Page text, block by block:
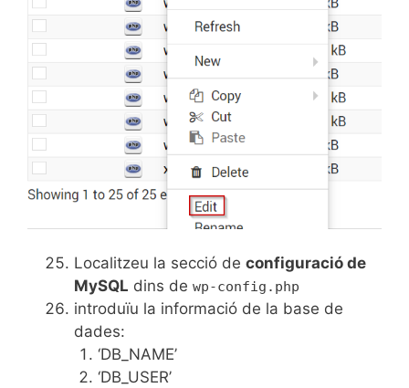
Localitzeu la secció de configuració de
MySQL dins de wp-config.php
introduïu la informació de la base de
dades:
‘DB_NAME’
‘DB_USER’